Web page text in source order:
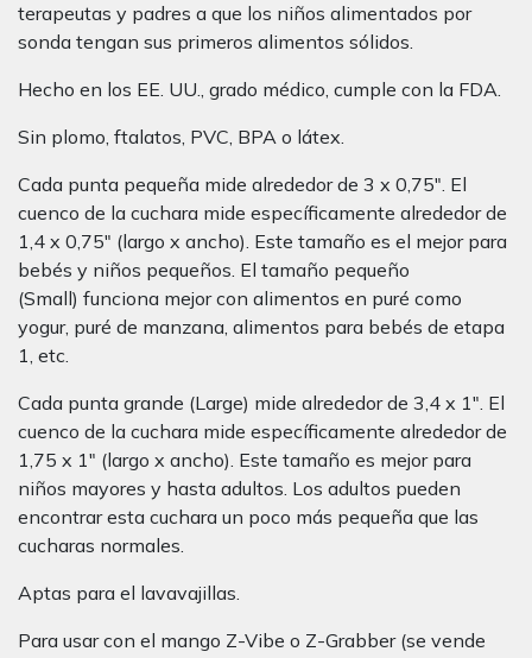
terapeutas y padres a que los niños alimentados por
sonda tengan sus primeros alimentos sólidos.
Hecho en los EE. UU., grado médico, cumple con la FDA.
Sin plomo, ftalatos, PVC, BPA o látex.
Cada punta pequeña mide alrededor de 3 x 0,75″. El
cuenco de la cuchara mide específicamente alrededor de
1,4 x 0,75″ (largo x ancho). Este tamaño es el mejor para
bebés y niños pequeños. El tamaño pequeño
(Small) funciona mejor con alimentos en puré como
yogur, puré de manzana, alimentos para bebés de etapa
1, etc.
Cada punta grande (Large) mide alrededor de 3,4 x 1″. El
cuenco de la cuchara mide específicamente alrededor de
1,75 x 1″ (largo x ancho). Este tamaño es mejor para
niños mayores y hasta adultos. Los adultos pueden
encontrar esta cuchara un poco más pequeña que las
cucharas normales.
Aptas para el lavavajillas.
Para usar con el mango Z-Vibe o Z-Grabber (se vende